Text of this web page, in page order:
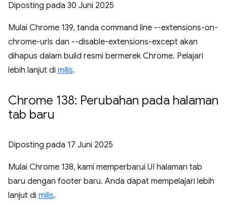
Diposting pada 30 Juni 2025
Mulai Chrome 139, tanda command line --extensions-on-
chrome-urls dan --disable-extensions-except akan
dihapus dalam build resmi bermerek Chrome. Pelajari
lebih lanjut di milis.
Chrome 138: Perubahan pada halaman
tab baru
Diposting pada 17 Juni 2025
Mulai Chrome 138, kami memperbarui UI halaman tab
baru dengan footer baru. Anda dapat mempelajari lebih
lanjut di milis.